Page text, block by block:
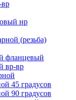
нр
(резьба)
фланцевый
вр-вр
45 градусов
90 градусов